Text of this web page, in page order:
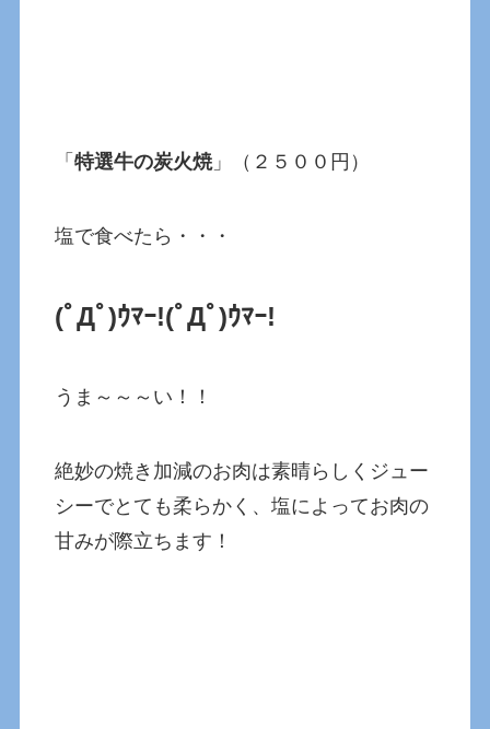
「特選牛の炭火焼」（２５００円）
塩で食べたら・・・
(ﾟДﾟ)ｳﾏｰ!(ﾟДﾟ)ｳﾏｰ!
うま～～～い！！
絶妙の焼き加減のお肉は素晴らしくジュー
シーでとても柔らかく、塩によってお肉の
甘みが際立ちます！